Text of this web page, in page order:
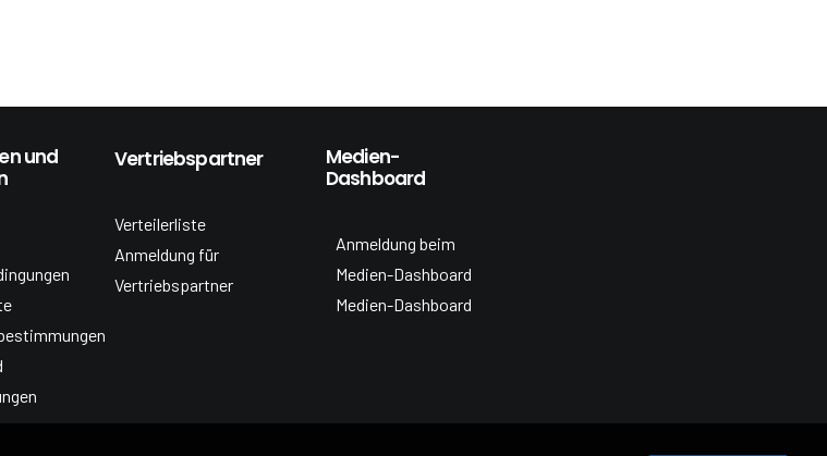
und
Vertriebspartner
Verteilerliste
Anmeldung für
Vertriebspartner
Medien-
Dashboard
Anmeldung beim
Medien-Dashboard
Medien-Dashboard